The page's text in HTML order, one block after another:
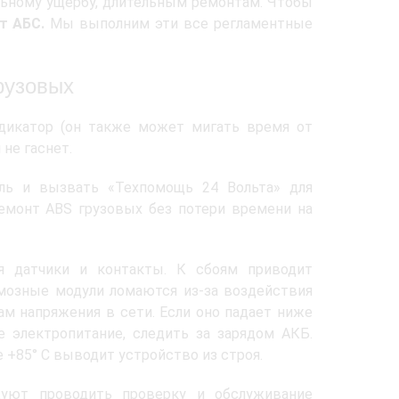
АБС. Мы выполним эти все регламентные
(он также может мигать время от
гаснет.
и вызвать «Техпомощь 24 Вольта» для
ABS грузовых без потери времени на
датчики и контакты. К сбоям приводит
модули ломаются из-за воздействия
напряжения в сети. Если оно падает ниже
следить за зарядом АКБ.
C выводит устройство из строя.
проводить проверку и обслуживание